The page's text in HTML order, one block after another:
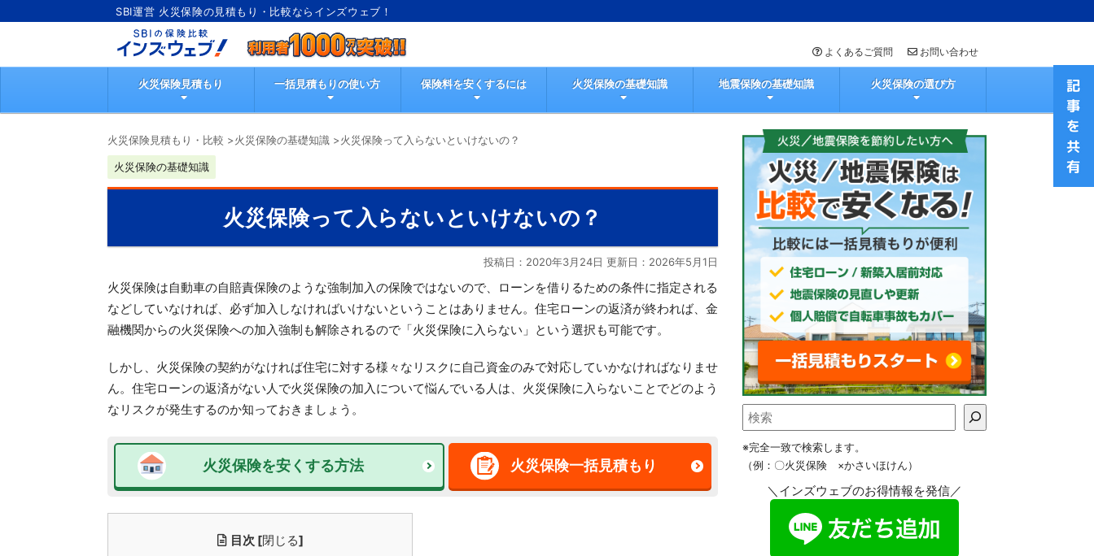
SBI運営 火災保険の見積もり・比較ならインズウェブ！
よくあるご質問 お問い合わせ
火災保険見積もり 一括見積もりの使い方 保険料を安くするには 火災保険の基礎知識 地震保険の基礎知識 火災保険の選び方
火災保険見積もり・比較 >火災保険の基礎知識 >火災保険って入らないといけないの？
火災保険の基礎知識
火災保険って入らないといけないの？
投稿日：2020年3月24日 更新日： 2026年5月1日
火災保険は自動車の自賠責保険のような強制加入の保険ではないので、ローンを借りるための条件に指定される
などしていなければ、必ず加入しなければいけないということはありません。住宅ローンの返済が終われば、金
融機関からの火災保険への加入強制も解除されるので「火災保険に入らない」という選択も可能です。
しかし、火災保険の契約がなければ住宅に対する様々なリスクに自己資金のみで対応していかなければなりませ
ん。住宅ローンの返済がない人で火災保険の加入について悩んでいる人は、火災保険に入らないことでどのよう
なリスクが発生するのか知っておきましょう。
火災保険を安くする方法 火災保険一括見積もり
目次 [閉じる]
※完全一致で検索します。
（例：〇火災保険 ×かさいほけん）
＼インズウェブのお得情報を発信／